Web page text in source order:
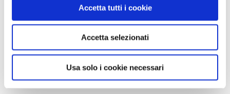
Accetta tutti i cookie
Accetta selezionati
Usa solo i cookie necessari